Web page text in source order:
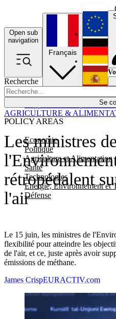
Open sub
navigation
Recherche
Se
POLICY AREAS
Economie
Politique
Agriculture et Alimentation
Santé
Technologies
Energie, Environnement et
Défense
Français
Les ministres de
rétropédalent
l'air
Le 15 juin, les ministres de
flexibilité pour atteindre les
de l'air, et ce, juste après avoir
émissions de méthane.
AGRICULTURE &
James CrispEURACTIV.com